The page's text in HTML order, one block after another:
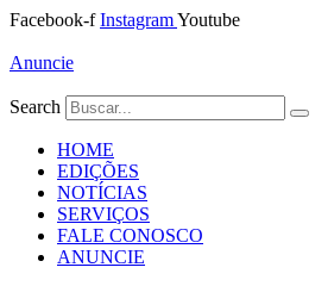
Ir
o
Facebook-f InstagramYoutube
Anuncie
Search
HOME
EDIÇÕES
NOTÍCIAS
SERVIÇOS
FALE CONOSCO
ANUNCIE